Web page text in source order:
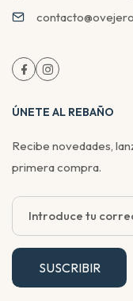
ÚNETE AL REBAÑO
Recibe novedades,
primera compra.
SUSCRIBIR